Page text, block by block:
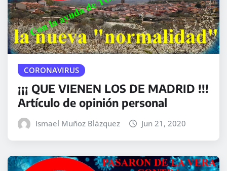
CORONAVIRUS
¡¡¡ QUE VIENEN LOS DE MADRID !!!
Artículo de opinión personal
Ismael Muñoz Blázquez Jun 21, 2020